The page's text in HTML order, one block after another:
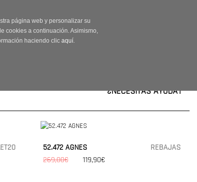
página web y personalizar su
cookies a continuación. Asimismo,
haciendo clic aquí.
¿NECESITAS AYUDA?
52.472 AGNES
269,00€
119,90€
REBAJAS